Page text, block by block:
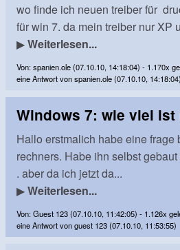
wo finde ich neuen treiber für
für win 7. da mein treiber nur XP
▶Weiterlesen...
Von: spanien.ole (07.10.10, 14:18:04) - 1.170x
eine Antwort von spanien.ole (07.10.10, 14:18:04)
Windows 7: wie viel ist
Hallo erstmalich habe eine frage
rechners. Habe ihn selbst
. aber da ich jetzt da...
▶Weiterlesen...
Von: Guest 123 (07.10.10, 11:42:05) - 1.126x
eine Antwort von guest 123 (07.10.10, 11:53:55)